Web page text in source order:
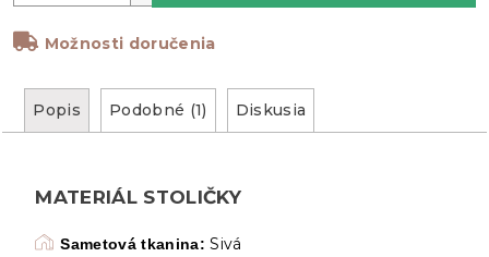
Možnosti doručenia
Popis Podobné (1) Diskusia
MATERIÁL STOLIČKY
Sametová tkanina: Sivá